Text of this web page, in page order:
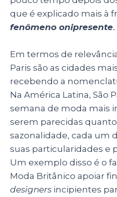
que é explicado mais à
fenômeno onipresente.
Em termos de
Paris são as cidades
recebendo a
Na América Latina, São
semana de moda mais
serem parecidas
sazonalidade, cada um
suas particularidades e
Um exemplo disso é o
Moda Britânico apoiar
designers incipientes